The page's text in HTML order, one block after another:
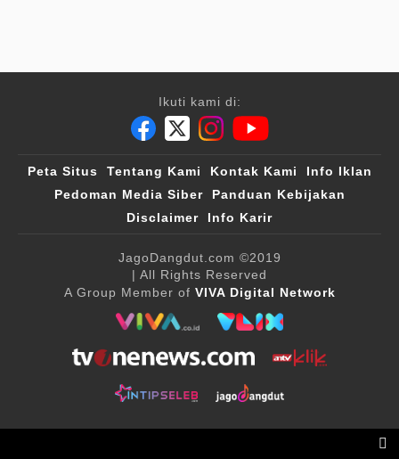
Ikuti kami di:
Peta Situs Tentang Kami Kontak Kami
Info Iklan
Pedoman Media Siber
Panduan Kebijakan
Disclaimer
Info Karir
JagoDangdut.com ©2019
| All Rights Reserved
A Group Member of VIVA Digital Network
